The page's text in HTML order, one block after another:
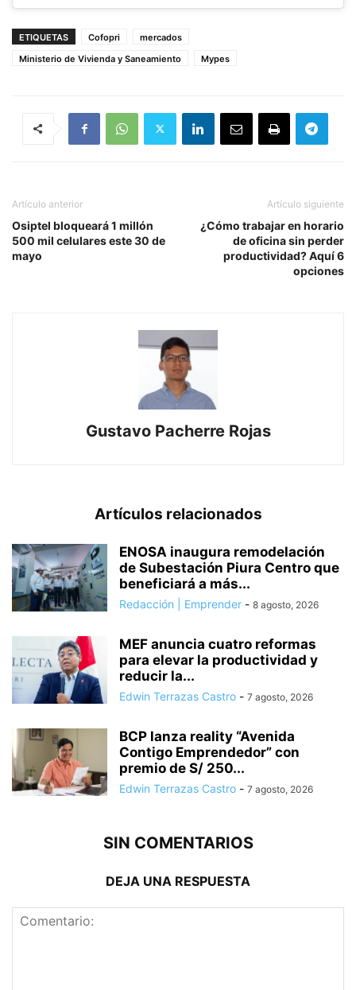
ETIQUETAS Cofopri
mercados
Ministerio de Vivienda y Saneamiento
Mypes
Artículo anterior
Osiptel bloqueará 1 millón
500 mil celulares este 30 de
mayo
Artículo siguiente
¿Cómo trabajar en horario
de oficina sin perder
productividad? Aquí 6
opciones
Gustavo Pacherre Rojas
Artículos relacionados
ENOSA inaugura remodelación
de Subestación Piura Centro que
beneficiará a más...
Redacción | Emprender - 8 agosto, 2026
MEF anuncia cuatro reformas
para elevar la productividad y
reducir la...
Edwin Terrazas Castro - 7 agosto, 2026
BCP lanza reality “Avenida
Contigo Emprendedor” con
premio de S/ 250...
Edwin Terrazas Castro - 7 agosto, 2026
SIN COMENTARIOS
DEJA UNA RESPUESTA